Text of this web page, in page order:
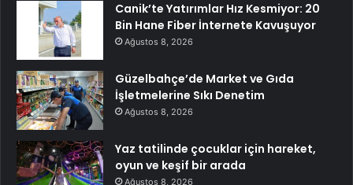
Canik’te Yatırımlar Hız Kesmiyor: 20
Bin Hane Fiber İnternete Kavuşuyor
Ağustos 8, 2026
Güzelbahçe’de Market ve Gıda
İşletmelerine Sıkı Denetim
Ağustos 8, 2026
Yaz tatilinde çocuklar için hareket,
oyun ve keşif bir arada
Ağustos 8, 2026